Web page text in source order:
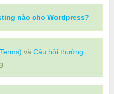
nào cho Wordpress?
và Câu hỏi thường